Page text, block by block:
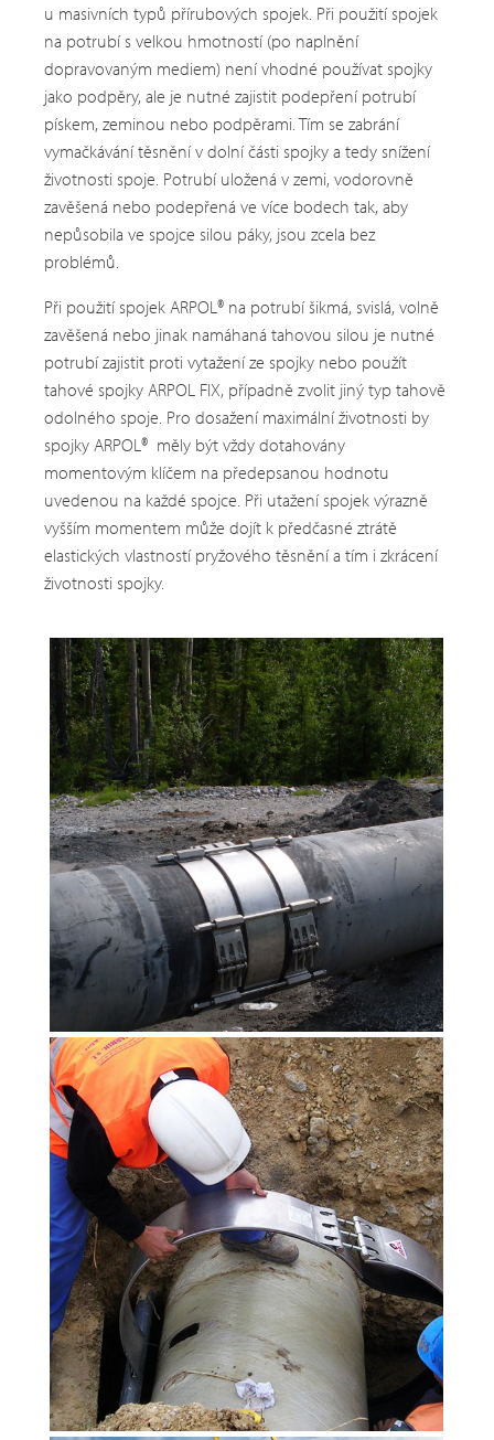
u masivních typů přírubových spojek. Při použití spojek
na potrubí s velkou hmotností (po naplnění
dopravovaným mediem) není vhodné používat spojky
jako podpěry, ale je nutné zajistit podepření potrubí
pískem, zeminou nebo podpěrami. Tím se zabrání
vymačkávání těsnění v dolní části spojky a tedy snížení
životnosti spoje. Potrubí uložená v zemi, vodorovně
zavěšená nebo podepřená ve více bodech tak, aby
nepůsobila ve spojce silou páky, jsou zcela bez
problémů.
Při použití spojek ARPOL® na potrubí šikmá, svislá, volně
zavěšená nebo jinak namáhaná tahovou silou je nutné
potrubí zajistit proti vytažení ze spojky nebo použít
tahové spojky ARPOL FIX, případně zvolit jiný typ tahově
odolného spoje. Pro dosažení maximální životnosti by
spojky ARPOL® měly být vždy dotahovány
momentovým klíčem na předepsanou hodnotu
uvedenou na každé spojce. Při utažení spojek výrazně
vyšším momentem může dojít k předčasné ztrátě
elastických vlastností pryžového těsnění a tím i zkrácení
životnosti spojky.